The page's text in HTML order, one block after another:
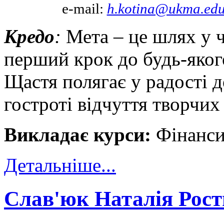
e-mail:
Кредо: Мета – це шлях у
перший крок до будь-
Щастя полягає у радості
гостроті відчуття
Викладає курси:
Детальніше...
Слав'юк Наталія